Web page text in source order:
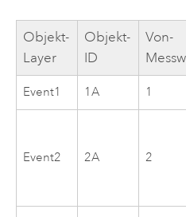
Objekt-
Layer
Objekt-
ID
Von-
Event1 1A 1
Event2 2A 2